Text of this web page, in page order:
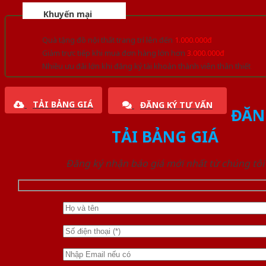
Khuyến mại
Quà tặng đồ nội thất trang trí lên đến 1.000.000đ
Giảm trực tiếp khi mua đơn hàng lớn hơn 3.000.000đ
Nhiều ưu đãi lớn khi đăng ký tài khoản thành viên thân thiết
TẢI BẢNG GIÁ ĐĂNG KÝ TƯ VẤN
TẢI BẢNG GIÁ
Đăng ký nhận báo giá mới nhất từ chúng tôi